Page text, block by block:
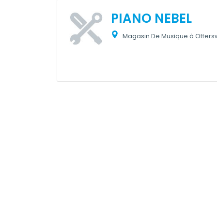
PIANO NEBEL
Magasin De Musique à